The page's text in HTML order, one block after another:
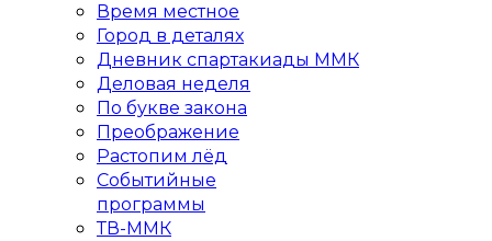
Время местное
Город в деталях
Дневник спартакиады ММК
Деловая неделя
По букве закона
Преображение
Растопим лёд
Событийные
программы
ТВ-ММК